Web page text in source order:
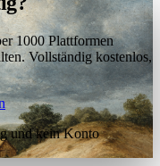
1000 Plattformen
Vollständig kostenlos,
und kein Konto